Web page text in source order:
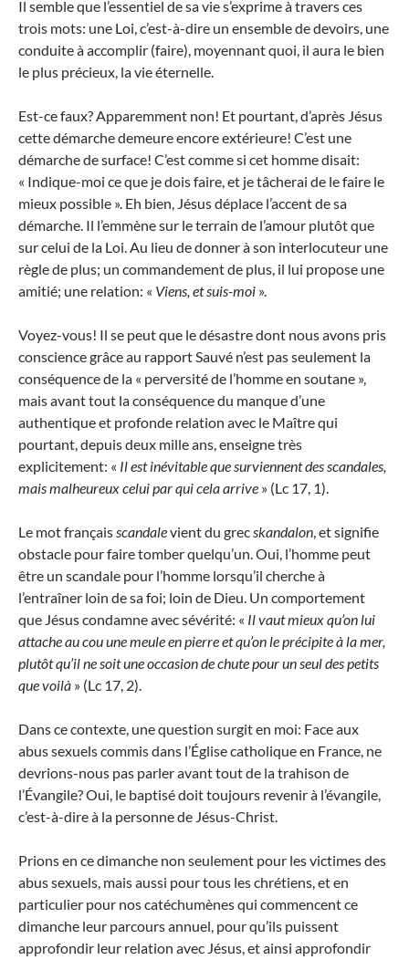
Il semble que l’essentiel de sa vie s’exprime à travers ces
trois mots: une Loi, c’est-à-dire un ensemble de devoirs, une
conduite à accomplir (faire), moyennant quoi, il aura le bien
le plus précieux, la vie éternelle.
Est-ce faux? Apparemment non! Et pourtant, d’après Jésus
cette démarche demeure encore extérieure! C’est une
démarche de surface! C’est comme si cet homme disait:
« Indique-moi ce que je dois faire, et je tâcherai de le faire le
mieux possible ». Eh bien, Jésus déplace l’accent de sa
démarche. Il l’emmène sur le terrain de l’amour plutôt que
sur celui de la Loi. Au lieu de donner à son interlocuteur une
règle de plus; un commandement de plus, il lui propose une
amitié; une relation: « Viens, et suis-moi ».
Voyez-vous! Il se peut que le désastre dont nous avons pris
conscience grâce au rapport Sauvé n’est pas seulement la
conséquence de la « perversité de l’homme en soutane »,
mais avant tout la conséquence du manque d’une
authentique et profonde relation avec le Maître qui
pourtant, depuis deux mille ans, enseigne très
explicitement: « Il est inévitable que surviennent des scandales,
mais malheureux celui par qui cela arrive » (Lc 17, 1).
Le mot françaisscandalevient du grecskandalon, et signifie
obstacle pour faire tomber quelqu’un. Oui, l’homme peut
être un scandale pour l’homme lorsqu’il cherche à
l’entraîner loin de sa foi; loin de Dieu. Un comportement
que Jésus condamne avec sévérité: « Il vaut mieux qu’on lui
attache au cou une meule en pierre et qu’on le précipite à la mer,
plutôt qu’il ne soit une occasion de chute pour un seul des petits
que voilà » (Lc 17, 2).
Dans ce contexte, une question surgit en moi: Face aux
abus sexuels commis dans l’Église catholique en France, ne
devrions-nous pas parler avant tout de la trahison de
l’Évangile? Oui, le baptisé doit toujours revenir à l’évangile,
c’est-à-dire à la personne de Jésus-Christ.
Prions en ce dimanche non seulement pour les victimes des
abus sexuels, mais aussi pour tous les chrétiens, et en
particulier pour nos catéchumènes qui commencent ce
dimanche leur parcours annuel, pour qu’ils puissent
approfondir leur relation avec Jésus, et ainsi approfondir